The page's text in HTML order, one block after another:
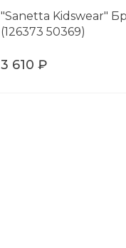
"Sanetta Kidswear"
(126373 50369)
3 610 ₽